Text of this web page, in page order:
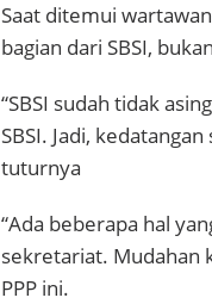
Saat ditemui wartawan
bagian dari SBSI,
“SBSI sudah tidak
SBSI. Jadi,
tuturnya
“Ada beberapa hal
sekretariat. Mudahan
PPP ini.